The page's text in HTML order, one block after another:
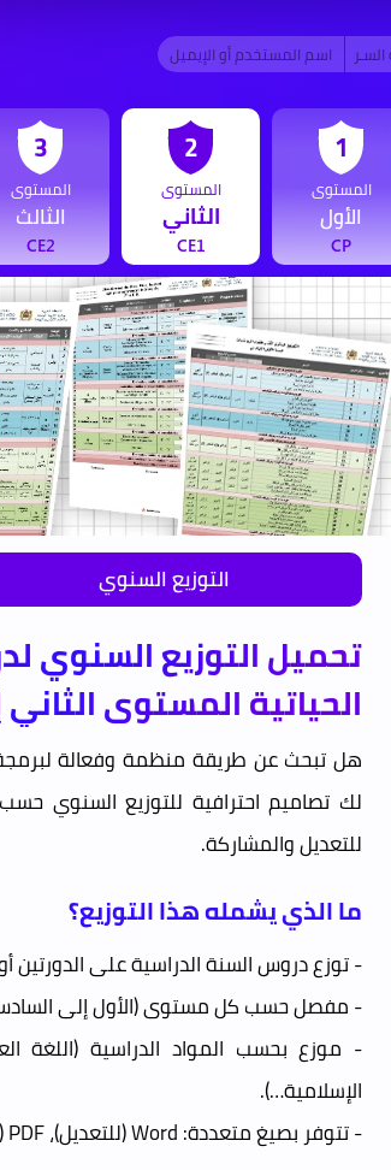
1
المستوى
الأول
CP
2
المستوى
الثاني
CE1
3
المستوى
الثالث
CE2
التوزيع السنوي
تحميل التوزيع السنوي
الحياتية المستوى الثاني
هل تبحث عن طريقة منظمة وفعالة لبرمجة
لك تصاميم احترافية للتوزيع السنوي
للتعديل والمشاركة.
ما الذي يشمله هذا التوزيع؟
- توزع دروس السنة الدراسية على
- مفصل حسب كل مستوى (الأول إلى
- موزع بحسب المواد الدراسية (اللغة
الإسلامية…).
- تتوفر بصيغ متعددة: Word (للتعديل)، PDF (جاهز للطباعة).